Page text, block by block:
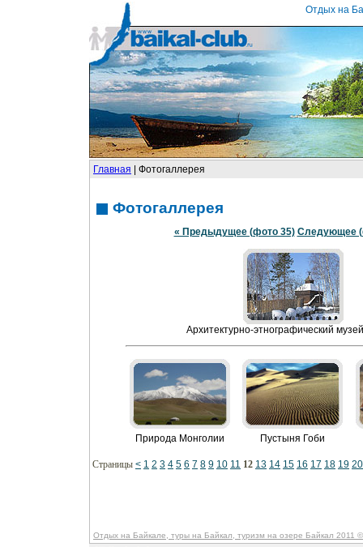
Отдых на
Главная | Фотогаллерея
Фотогаллерея
« Предыдущее (фото 35) Следующее
Архитектурно-этнографический
Природа Монголии Пустыня Гоби
Страницы < 1 2 3 4 5 6 7 8 9 10 11 12 13 14 15 16 17 18 19 20
Отдых на Байкале, туры на Байкал, туризм на озере Байкал 2011